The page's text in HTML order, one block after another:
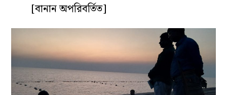
[বানান অপরিবর্তিত]